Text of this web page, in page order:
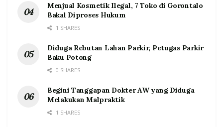
Menjual Kosmetik Ilegal, 7 Toko di Gorontalo
Bakal Diproses Hukum
1 SHARES
Diduga Rebutan Lahan Parkir, Petugas Parkir
Baku Potong
0 SHARES
Begini Tanggapan Dokter AW yang Diduga
Melakukan Malpraktik
1 SHARES